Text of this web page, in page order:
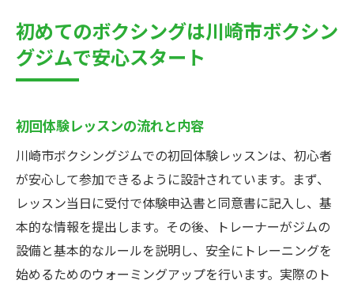
初めてのボクシングは川崎市ボクシン
グジムで安心スタート
初回体験レッスンの流れと内容
川崎市ボクシングジムでの初回体験レッスンは、初心者
が安心して参加できるように設計されています。まず、
レッスン当日に受付で体験申込書と同意書に記入し、基
本的な情報を提出します。その後、トレーナーがジムの
設備と基本的なルールを説明し、安全にトレーニングを
始めるためのウォーミングアップを行います。実際のト